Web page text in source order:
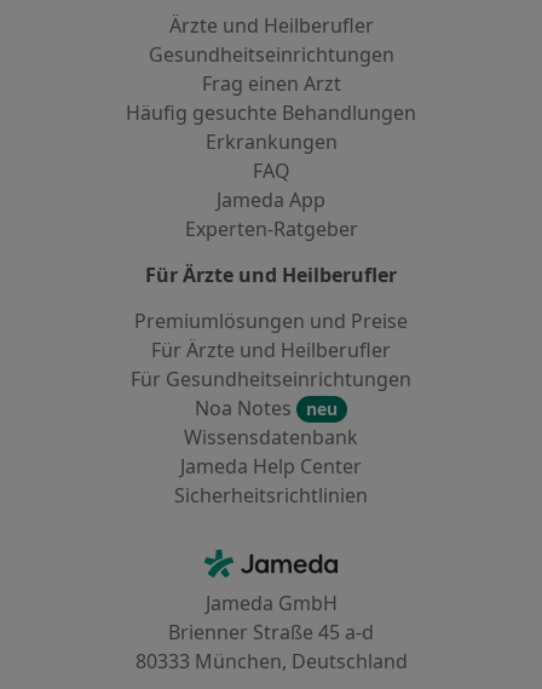
Ärzte und Heilberufler
Gesundheitseinrichtungen
Frag einen Arzt
Häufig gesuchte Behandlungen
Erkrankungen
FAQ
Jameda App
Experten-Ratgeber
Für Ärzte und Heilberufler
Premiumlösungen und Preise
Für Ärzte und Heilberufler
Für Gesundheitseinrichtungen
Noa Notes
neu
Wissensdatenbank
Jameda Help Center
Sicherheitsrichtlinien
Jameda - Startseite
Jameda GmbH
Brienner Straße 45 a-d
80333 München, Deutschland